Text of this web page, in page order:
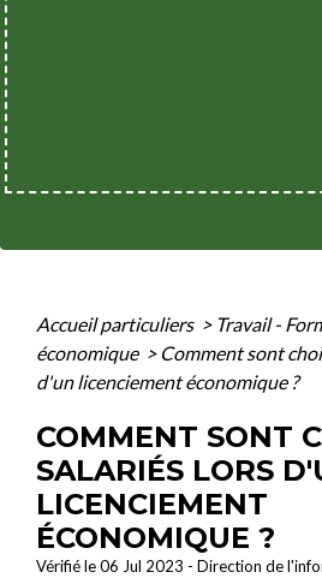
Accueil particuliers > Travail -
économique > Comment sont
d'un licenciement économique ?
COMMENT SONT
SALARIÉS LORS
LICENCIEMENT
ÉCONOMIQUE ?
Vérifié le 06 Jul 2023 - Direction de